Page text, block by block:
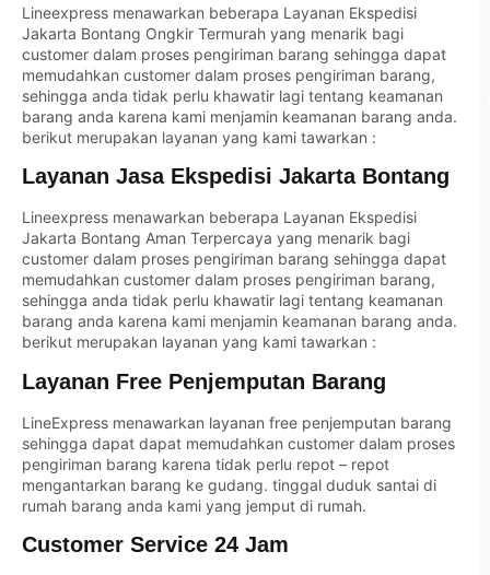
Lineexpress menawarkan beberapa Layanan Ekspedisi
Jakarta Bontang Ongkir Termurah yang menarik bagi
customer dalam proses pengiriman barang sehingga dapat
memudahkan customer dalam proses pengiriman barang,
sehingga anda tidak perlu khawatir lagi tentang keamanan
barang anda karena kami menjamin keamanan barang anda.
berikut merupakan layanan yang kami tawarkan :
Layanan Jasa Ekspedisi Jakarta Bontang
Lineexpress menawarkan beberapa Layanan Ekspedisi
Jakarta Bontang Aman Terpercaya yang menarik bagi
customer dalam proses pengiriman barang sehingga dapat
memudahkan customer dalam proses pengiriman barang,
sehingga anda tidak perlu khawatir lagi tentang keamanan
barang anda karena kami menjamin keamanan barang anda.
berikut merupakan layanan yang kami tawarkan :
Layanan Free Penjemputan Barang
LineExpress menawarkan layanan free penjemputan barang
sehingga dapat dapat memudahkan customer dalam proses
pengiriman barang karena tidak perlu repot – repot
mengantarkan barang ke gudang. tinggal duduk santai di
rumah barang anda kami yang jemput di rumah.
Customer Service 24 Jam